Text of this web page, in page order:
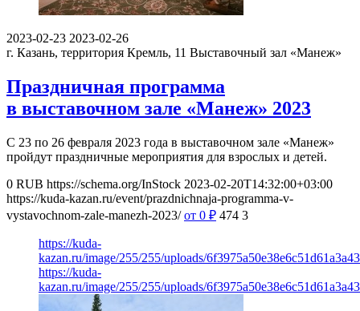
2023-02-23 2023-02-26
г. Казань, территория Кремль, 11 Выставочный зал «Манеж»
Праздничная программа
в выставочном зале «Манеж» 2023
С 23 по 26 февраля 2023 года в выставочном зале «Манеж»
пройдут праздничные мероприятия для взрослых и детей.
0 RUB https://schema.org/InStock 2023-02-20T14:32:00+03:00
https://kuda-kazan.ru/event/prazdnichnaja-programma-v-
vystavochnom-zale-manezh-2023/ от 0 ₽ 474 3
https://kuda-
kazan.ru/image/255/255/uploads/
https://kuda-
kazan.ru/image/255/255/uploads/